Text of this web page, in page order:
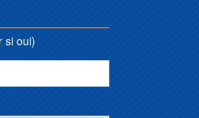
si oui)